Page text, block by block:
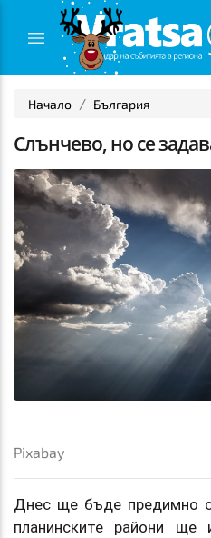
Начало България
Слънчево, но се
Pixabay
Днес ще бъде предимно
планинските райони ще